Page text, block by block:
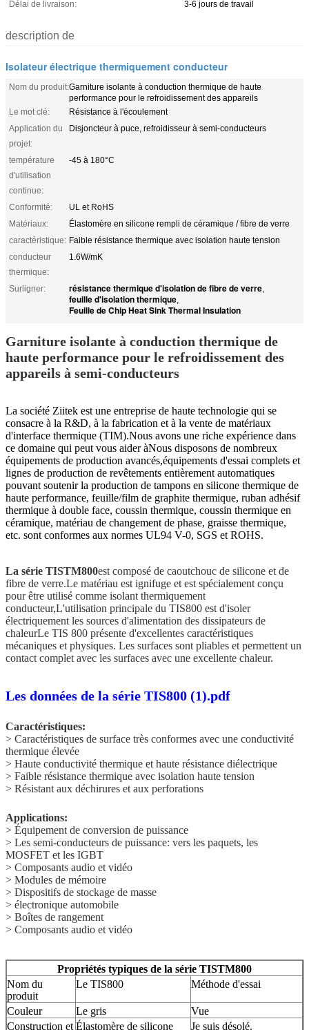
Délai de livraison:
3-6 jours de travail
description de
Isolateur électrique thermiquement conducteur
Nom du produit:Garniture isolante à conduction thermique de haute
performance pour le refroidissement des appareils
Le mot clé:
Résistance à l'écoulement
Application du
projet:
Disjoncteur à puce, refroidisseur à semi-conducteurs
température
d'utilisation
continue:
-45 à 180°C
Conformité:
UL et RoHS
Matériaux:
Élastomère en silicone rempli de céramique / fibre de verre
caractéristique: Faible résistance thermique avec isolation haute tension
conducteur
thermique:
1.6W/mK
Surligner: résistance thermique d'isolation de fibre de verre,
feuille d'isolation thermique,
Feuille de Chip Heat Sink Thermal Insulation
Garniture isolante à conduction thermique de
haute performance pour le refroidissement des
appareils à semi-conducteurs
La société Ziitek est une entreprise de haute technologie qui se
consacre à la R&D, à la fabrication et à la vente de matériaux
d'interface thermique (TIM).Nous avons une riche expérience dans
ce domaine qui peut vous aider àNous disposons de nombreux
équipements de production avancés,équipements d'essai complets et
lignes de production de revêtements entièrement automatiques
pouvant soutenir la production de tampons en silicone thermique de
haute performance, feuille/film de graphite thermique, ruban adhésif
thermique à double face, coussin thermique, coussin thermique en
céramique, matériau de changement de phase, graisse thermique,
etc. sont conformes aux normes UL94 V-0, SGS et ROHS.
La série TISTM800est composé de caoutchouc de silicone et de
fibre de verre.Le matériau est ignifuge et est spécialement conçu
pour être utilisé comme isolant thermiquement
conducteur,L'utilisation principale du TIS800 est d'isoler
électriquement les sources d'alimentation des dissipateurs de
chaleurLe TIS 800 présente d'excellentes caractéristiques
mécaniques et physiques. Les surfaces sont pliables et permettent un
contact complet avec les surfaces avec une excellente chaleur.
Les données de la série TIS800 (1).pdf
Caractéristiques:
> Caractéristiques de surface très conformes avec une conductivité
thermique élevée
> Haute conductivité thermique et haute résistance diélectrique
> Faible résistance thermique avec isolation haute tension
> Résistant aux déchirures et aux perforations
Applications:
> Équipement de conversion de puissance
> Les semi-conducteurs de puissance: vers les paquets, les
MOSFET et les IGBT
> Composants audio et vidéo
> Modules de mémoire
> Dispositifs de stockage de masse
> électronique automobile
> Boîtes de rangement
> Composants audio et vidéo
Propriétés typiques de la série TISTM800
Nom du
produit
Le TIS800 Méthode d'essai
Couleur Le gris
Vue
Construction et Élastomère de silicone Je suis désolé.